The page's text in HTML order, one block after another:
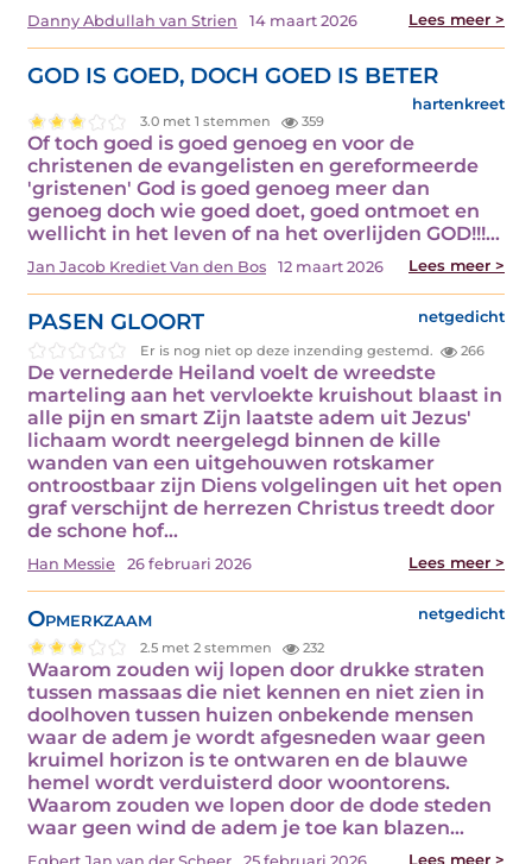
Danny Abdullah van Strien 14 maart 2026 Lees meer >
GOD IS GOED, DOCH GOED IS BETER
hartenkreet
3.0 met 1 stemmen 359
Of toch goed is goed genoeg en voor de
christenen de evangelisten en gereformeerde
'gristenen' God is goed genoeg meer dan
genoeg doch wie goed doet, goed ontmoet en
wellicht in het leven of na het overlijden GOD!!!…
Jan Jacob Krediet Van den Bos 12 maart 2026 Lees meer >
PASEN GLOORT netgedicht
Er is nog niet op deze inzending gestemd. 266
De vernederde Heiland voelt de wreedste
marteling aan het vervloekte kruishout blaast in
alle pijn en smart Zijn laatste adem uit Jezus'
lichaam wordt neergelegd binnen de kille
wanden van een uitgehouwen rotskamer
ontroostbaar zijn Diens volgelingen uit het open
graf verschijnt de herrezen Christus treedt door
de schone hof…
Han Messie 26 februari 2026 Lees meer >
Opmerkzaam netgedicht
2.5 met 2 stemmen 232
Waarom zouden wij lopen door drukke straten
tussen massaas die niet kennen en niet zien in
doolhoven tussen huizen onbekende mensen
waar de adem je wordt afgesneden waar geen
kruimel horizon is te ontwaren en de blauwe
hemel wordt verduisterd door woontorens.
Waarom zouden we lopen door de dode steden
waar geen wind de adem je toe kan blazen…
Lees meer >